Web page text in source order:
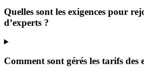
Quelles sont les exigences pour
d’experts ?
Comment sont gérés les tarifs des